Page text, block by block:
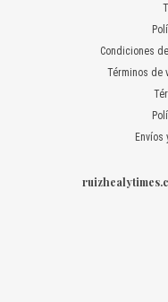
Condiciones
Términos de